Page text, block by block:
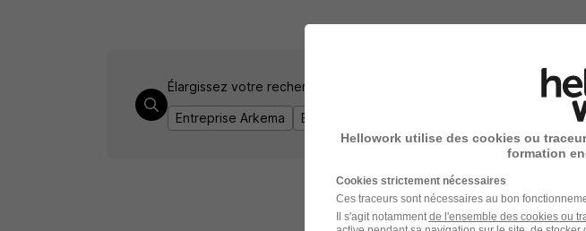
Élargissez votre recherche de
Entreprise Arkema Emploi Consultant RH Entreprise Consultant
Hellowork utilise des cookies ou
formation
Cookies strictement nécessaires
Ces traceurs sont nécessaires au bon
Il s'agit notammentde l'ensemble des cookies ou